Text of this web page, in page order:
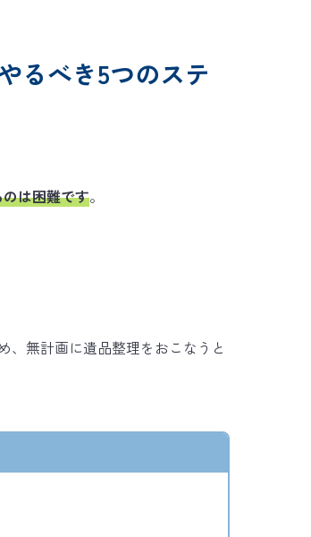
るべき5つのステ
は困難です。
、無計画に遺品整理をおこなうと